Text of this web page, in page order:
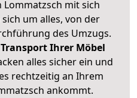
Lommatzsch mit sich
um alles, von der
des Umzugs.
Ihrer Möbel
alles sicher ein und
rechtzeitig an Ihrem
ankommt.